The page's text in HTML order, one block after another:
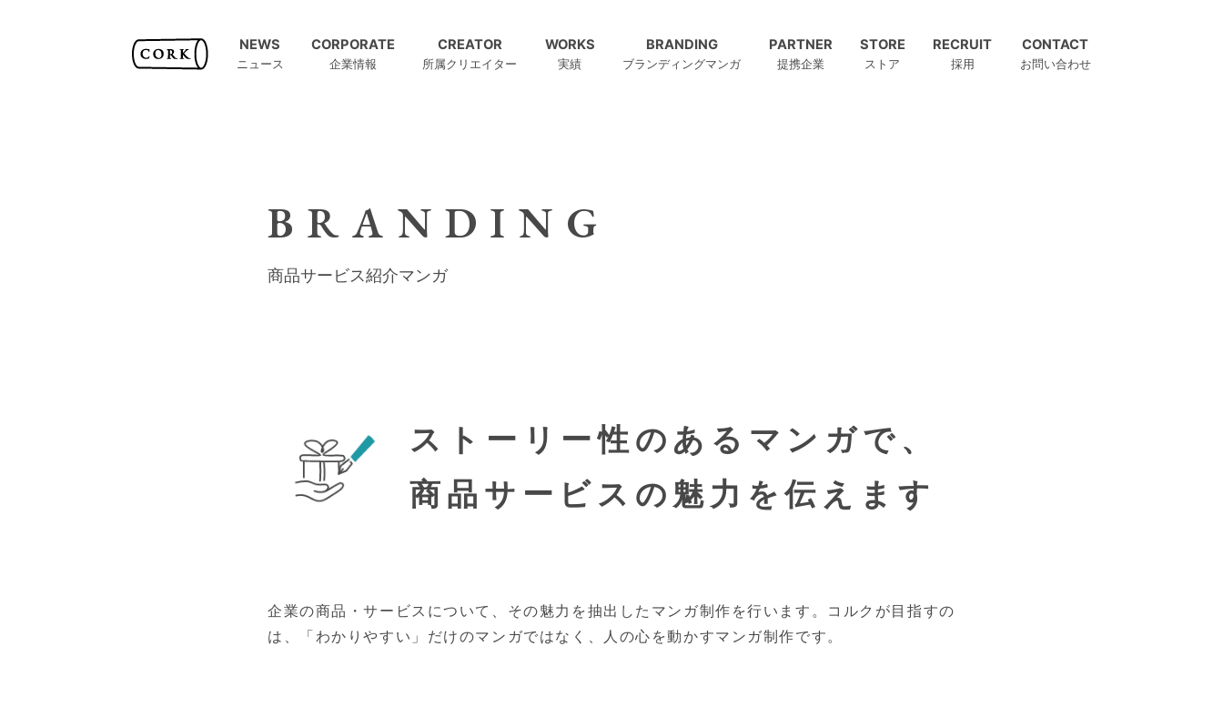
NEWS
ニュース
CORPORATE
企業情報
CREATOR
所属クリエイター
WORKS
実績
BRANDING
ブランディングマンガ
PARTNER
提携企業
STORE
ストア
RECRUIT
採用
CONTACT
お問い合わせ
BRANDING
商品サービス紹介マンガ
ストーリー性のあるマンガで、
商品サービスの魅力を伝えます
企業の商品・サービスについて、その魅力を抽出したマンガ制作を行います。コルクが目指すの
は、「わかりやすい」だけのマンガではなく、人の心を動かすマンガ制作です。